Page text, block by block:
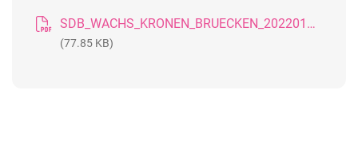
SDB_WACHS_KRONEN_BRUECKEN_20220124_DE
(77.85 KB)